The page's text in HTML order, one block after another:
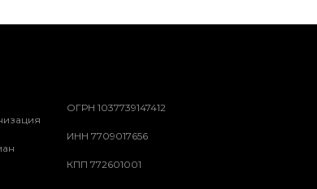
ОГРН 1037739147412
ИНН 7709017656
КПП 772601001